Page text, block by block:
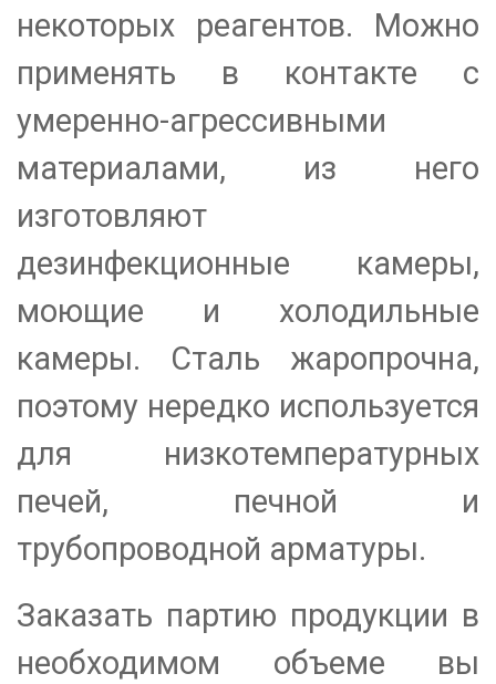
некоторых реагентов. Можно
применять в контакте с
умеренно-агрессивными
материалами, из него
изготовляют
дезинфекционные камеры,
моющие и холодильные
камеры. Сталь жаропрочна,
поэтому нередко используется
для низкотемпературных
печей, печной и
трубопроводной арматуры.
Заказать партию продукции в
необходимом объеме вы